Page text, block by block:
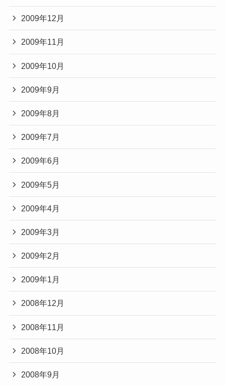
2009年12月
2009年11月
2009年10月
2009年9月
2009年8月
2009年7月
2009年6月
2009年5月
2009年4月
2009年3月
2009年2月
2009年1月
2008年12月
2008年11月
2008年10月
2008年9月